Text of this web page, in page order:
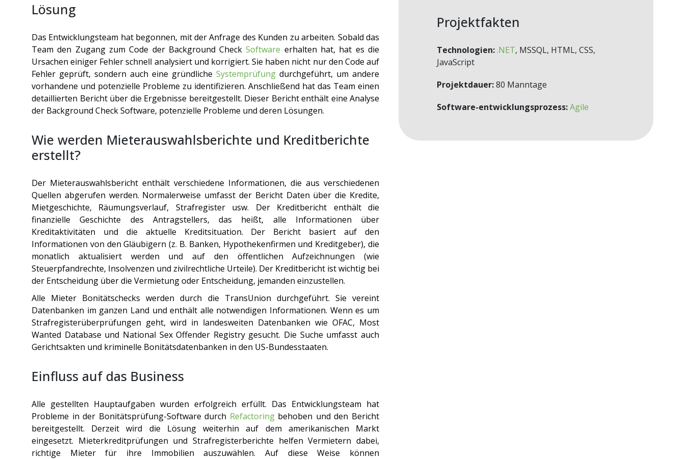
Lösung
Das Entwicklungsteam hat begonnen, mit der Anfrage des Kunden zu arbeiten. Sobald das
Team den Zugang zum Code der Background CheckSoftware erhalten hat, hat es die
Ursachen einiger Fehler schnell analysiert und korrigiert. Sie haben nicht nur den Code auf
Fehler geprüft, sondern auch eine gründliche Systemprüfung durchgeführt, um andere
vorhandene und potenzielle Probleme zu identifizieren. Anschließend hat das Team einen
detaillierten Bericht über die Ergebnisse bereitgestellt. Dieser Bericht enthält eine Analyse
der Background Check Software, potenzielle Probleme und deren Lösungen.
Wie werden Mieterauswahlsberichte und Kreditberichte
erstellt?
Der Mieterauswahlsbericht enthält verschiedene Informationen, die aus verschiedenen
Quellen abgerufen werden. Normalerweise umfasst der Bericht Daten über die Kredite,
Mietgeschichte, Räumungsverlauf, Strafregister usw. Der Kreditbericht enthält die
finanzielle Geschichte des Antragstellers, das heißt, alle Informationen über
Kreditaktivitäten und die aktuelle Kreditsituation. Der Bericht basiert auf den
Informationen von den Gläubigern (z. B. Banken, Hypothekenfirmen und Kreditgeber), die
monatlich aktualisiert werden und auf den öffentlichen Aufzeichnungen (wie
Steuerpfandrechte, Insolvenzen und zivilrechtliche Urteile). Der Kreditbericht ist wichtig bei
der Entscheidung über die Vermietung oder Entscheidung, jemanden einzustellen.
Alle Mieter Bonitätschecks werden durch die TransUnion durchgeführt. Sie vereint
Datenbanken im ganzen Land und enthält alle notwendigen Informationen. Wenn es um
Strafregisterüberprüfungen geht, wird in landesweiten Datenbanken wie OFAC, Most
Wanted Database und National Sex Offender Registry gesucht. Die Suche umfasst auch
Gerichtsakten und kriminelle Bonitätsdatenbanken in den US-Bundesstaaten.
Einfluss auf das Business
Alle gestellten Hauptaufgaben wurden erfolgreich erfüllt. Das Entwicklungsteam hat
Probleme in der Bonitätsprüfung-Software durch Refactoringbehoben und den Bericht
bereitgestellt. Derzeit wird die Lösung weiterhin auf dem amerikanischen Markt
eingesetzt. Mieterkreditprüfungen und Strafregisterberichte helfen Vermietern dabei,
richtige Mieter für ihre Immobilien auszuwählen. Auf diese Weise können
Projektfakten
Technologien:.NET, MSSQL, HTML, CSS,
JavaScript
Projektdauer:80 Manntage
Software-entwicklungsprozess:Agile